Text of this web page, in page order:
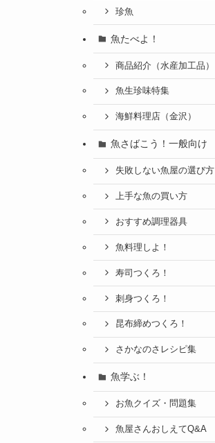
珍魚
魚たべよ！
商品紹介（水産加工品）
魚生珍味特集
海鮮料理店（金沢）
魚さばこう！一般向け
失敗しない魚屋の選び方
上手な魚の買い方
おすすめ調理器具
魚料理しよ！
寿司つくろ！
刺身つくろ！
昆布締めつくろ！
さかなのさレシピ集
魚学ぶ！
お魚クイズ・問題集
魚屋さんおしえてQ&A